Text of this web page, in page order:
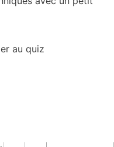
au quiz